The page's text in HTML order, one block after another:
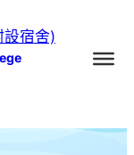
設宿舍)